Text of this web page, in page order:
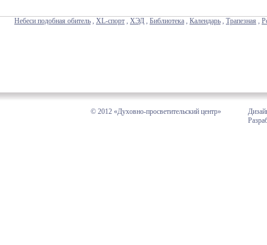
Небеси подобная обитель , XL-спорт , ХЭД , Библиотека , Календарь , Трапезная ,
© 2012 «Духовно-просветительский центр»